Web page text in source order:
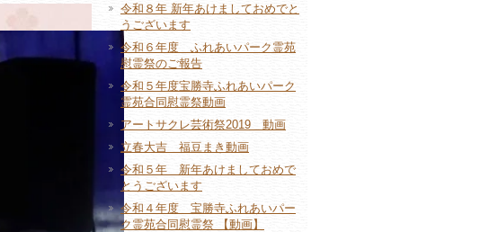
令和８年 新年あけましておめでと
うございます
令和６年度 ふれあいパーク霊苑
慰霊祭のご報告
令和５年度宝勝寺ふれあいパーク
霊苑合同慰霊祭動画
アートサクレ芸術祭2019 動画
立春大吉 福豆まき動画
令和５年 新年あけましておめで
とうございます
令和４年度 宝勝寺ふれあいパー
ク霊苑合同慰霊祭 【動画】